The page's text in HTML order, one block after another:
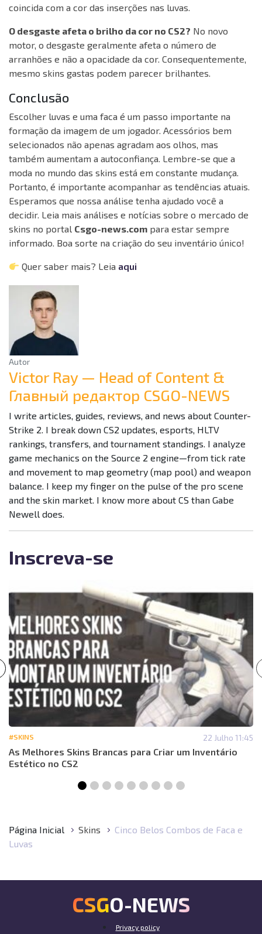
coincida com a cor das inserções nas luvas.
O desgaste afeta o brilho da cor no CS2? No novo
motor, o desgaste geralmente afeta o número de
arranhões e não a opacidade da cor. Consequentemente,
mesmo skins gastas podem parecer brilhantes.
Conclusão
Escolher luvas e uma faca é um passo importante na
formação da imagem de um jogador. Acessórios bem
selecionados não apenas agradam aos olhos, mas
também aumentam a autoconfiança. Lembre-se que a
moda no mundo das skins está em constante mudança.
Portanto, é importante acompanhar as tendências atuais.
Esperamos que nossa análise tenha ajudado você a
decidir. Leia mais análises e notícias sobre o mercado de
skins no portal Csgo-news.com para estar sempre
informado. Boa sorte na criação do seu inventário único!
Quer saber mais? Leia aqui
Autor
Victor Ray — Head of Content &
Главный редактор CSGO-NEWS
I write articles, guides, reviews, and news about Counter-
Strike 2. I break down CS2 updates, esports, HLTV
rankings, transfers, and tournament standings. I analyze
game mechanics on the Source 2 engine—from tick rate
and movement to map geometry (map pool) and weapon
balance. I keep my finger on the pulse of the pro scene
and the skin market. I know more about CS than Gabe
Newell does.
Inscreva-se
#SKINS 22 Julho 11:45
As Melhores Skins Brancas para Criar um Inventário
Estético no CS2
Página Inicial Skins
Cinco Belos Combos de Faca e
Luvas
CSGO-NEWS
Privacy policy